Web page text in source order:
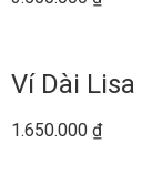
Ví Dài Lisa
1.650.000 ₫